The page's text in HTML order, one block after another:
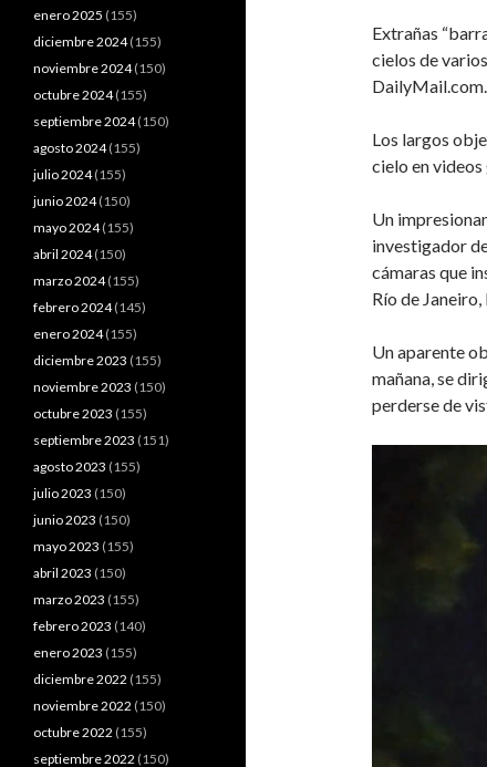
Extrañas
cielos de
DailyMail.com.
Los largos
cielo en
Un
investigador
cámaras que
Río de Janeiro,
Un aparente
mañana, se
perderse de
enero 2025 (155)
diciembre 2024(155)
noviembre 2024(150)
octubre 2024(155)
septiembre 2024(150)
agosto 2024(155)
julio 2024(155)
junio 2024(150)
mayo 2024(155)
abril 2024(150)
marzo 2024(155)
febrero 2024(145)
enero 2024(155)
diciembre 2023 (155)
noviembre 2023 (150)
octubre 2023 (155)
septiembre 2023 (151)
agosto 2023 (155)
julio 2023 (150)
junio 2023 (150)
mayo 2023 (155)
abril 2023 (150)
marzo 2023 (155)
febrero 2023 (140)
enero 2023 (155)
diciembre 2022 (155)
noviembre 2022 (150)
octubre 2022 (155)
septiembre 2022 (150)